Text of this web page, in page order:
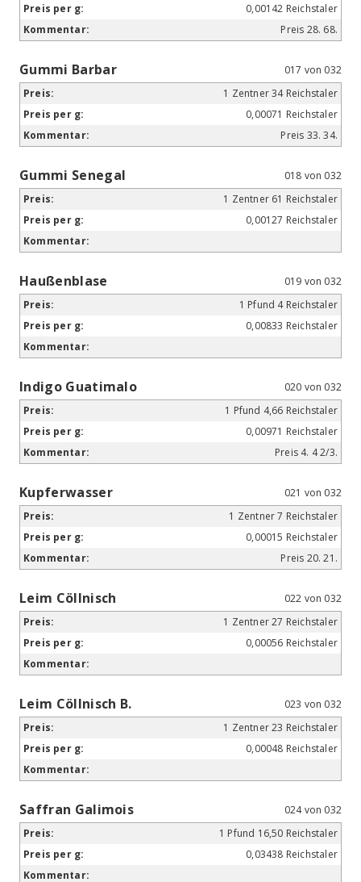
0,00142 Reichstaler
Preis 28. 68.
Gummi Barbar
017 von 032
1 Zentner 34 Reichstaler
0,00071 Reichstaler
Preis 33. 34.
Gummi Senegal
018 von 032
1 Zentner 61 Reichstaler
0,00127 Reichstaler
Haußenblase
019 von 032
1 Pfund 4 Reichstaler
0,00833 Reichstaler
Indigo Guatimalo
020 von 032
1 Pfund 4,66 Reichstaler
0,00971 Reichstaler
Preis 4. 4 2/3.
Kupferwasser
021 von 032
1 Zentner 7 Reichstaler
0,00015 Reichstaler
Preis 20. 21.
Leim Cöllnisch
022 von 032
1 Zentner 27 Reichstaler
0,00056 Reichstaler
Leim Cöllnisch B.
023 von 032
1 Zentner 23 Reichstaler
0,00048 Reichstaler
Saffran Galimois
024 von 032
1 Pfund 16,50 Reichstaler
0,03438 Reichstaler